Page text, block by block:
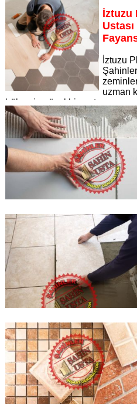
Sayfaya Git
İztuzu
İztuzu
uzman
bölgesine özel hizmet sunuyor
Sayfaya Git
Dekorasyon, zeminlerinizi
kadrosuyla Aşı Koyu bölgesine
Sayfaya Git
Dekorasyon, zeminlerinizi
kadrosuyla Dalaman
Sayfaya Git